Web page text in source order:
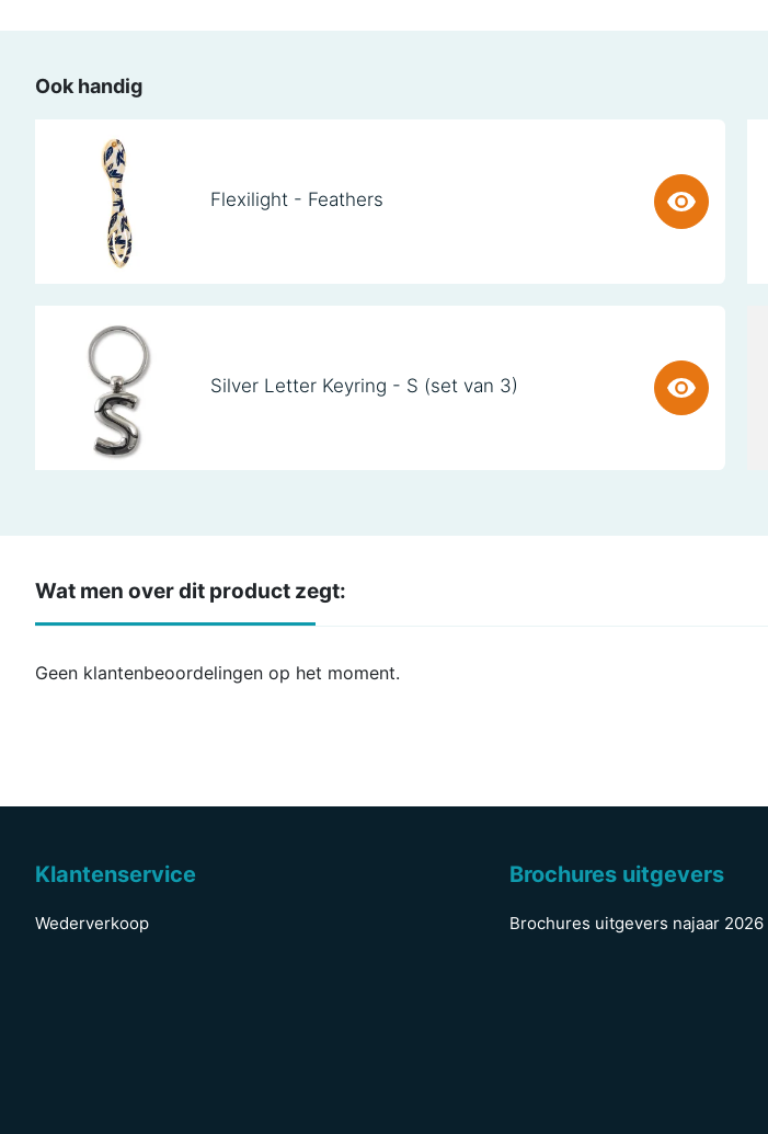
Ook handig
Flexilight - Feathers
Silver Letter Keyring - S (set van 3)
Wat men over dit product zegt:
Geen klantenbeoordelingen op het moment.
Klantenservice
Wederverkoop
Brochures uitgevers
Brochures uitgevers najaar 2026